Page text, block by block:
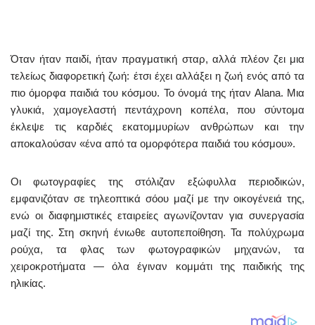
Όταν ήταν παιδί, ήταν πραγματική σταρ, αλλά πλέον ζει μια
τελείως διαφορετική ζωή: έτσι έχει αλλάξει η ζωή ενός από τα
πιο όμορφα παιδιά του κόσμου. Το όνομά της ήταν Alana. Μια
γλυκιά, χαμογελαστή πεντάχρονη κοπέλα, που σύντομα
έκλεψε τις καρδιές εκατομμυρίων ανθρώπων και την
αποκαλούσαν «ένα από τα ομορφότερα παιδιά του κόσμου».
Οι φωτογραφίες της στόλιζαν εξώφυλλα περιοδικών,
εμφανιζόταν σε τηλεοπτικά σόου μαζί με την οικογένειά της,
ενώ οι διαφημιστικές εταιρείες αγωνίζονταν για συνεργασία
μαζί της. Στη σκηνή ένιωθε αυτοπεποίθηση. Τα πολύχρωμα
ρούχα, τα φλας των φωτογραφικών μηχανών, τα
χειροκροτήματα — όλα έγιναν κομμάτι της παιδικής της
ηλικίας.